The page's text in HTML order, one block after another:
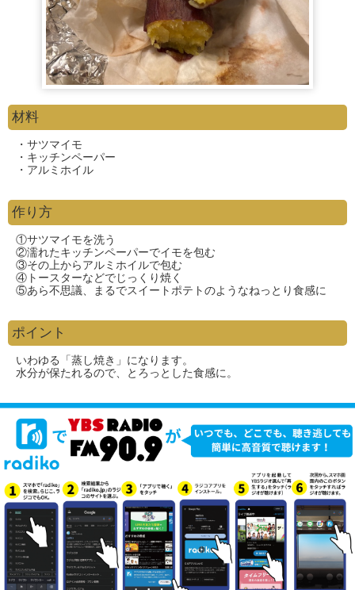
材料
・サツマイモ
・キッチンペーパー
・アルミホイル
作り方
①サツマイモを洗う
②濡れたキッチンペーパーでイモを包む
③その上からアルミホイルで包む
④トースターなどでじっくり焼く
⑤あら不思議、まるでスイートポテトのようなねっとり食感に
ポイント
いわゆる「蒸し焼き」になります。
水分が保たれるので、とろっとした食感に。